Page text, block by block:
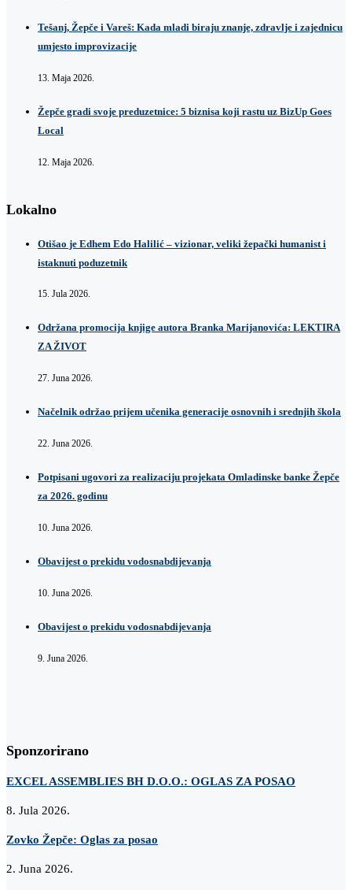
Tešanj, Žepče i Vareš: Kada mladi biraju znanje, zdravlje i zajednicu
umjesto improvizacije
13. Maja 2026.
Žepče gradi svoje preduzetnice: 5 biznisa koji rastu uz BizUp Goes
Local
12. Maja 2026.
Lokalno
Otišao je Edhem Edo Halilić – vizionar, veliki žepački humanist i
istaknuti poduzetnik
15. Jula 2026.
Održana promocija knjige autora Branka Marijanovića: LEKTIRA
ZA ŽIVOT
27. Juna 2026.
Načelnik održao prijem učenika generacije osnovnih i srednjih škola
22. Juna 2026.
Potpisani ugovori za realizaciju projekata Omladinske banke Žepče
za 2026. godinu
10. Juna 2026.
Obavijest o prekidu vodosnabdijevanja
10. Juna 2026.
Obavijest o prekidu vodosnabdijevanja
9. Juna 2026.
Sponzorirano
EXCEL ASSEMBLIES BH D.O.O.: OGLAS ZA POSAO
8. Jula 2026.
Zovko Žepče: Oglas za posao
2. Juna 2026.